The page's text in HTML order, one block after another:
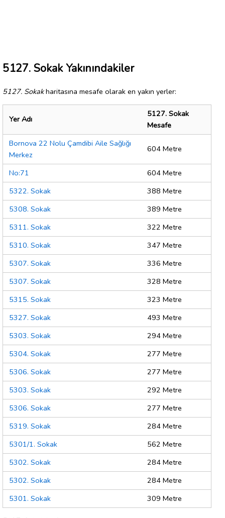
5127. Sokak Yakınındakiler
5127. Sokakharitasına mesafe olarak en yakın yerler:
Yer Adı
5127. Sokak
Mesafe
Bornova 22 Nolu Çamdibi Aile Sağlığı
Merkez
604 Metre
No:71
604 Metre
5322. Sokak
388 Metre
5308. Sokak
389 Metre
5311. Sokak
322 Metre
5310. Sokak
347 Metre
5307. Sokak
336 Metre
5307. Sokak
328 Metre
5315. Sokak
323 Metre
5327. Sokak
493 Metre
5303. Sokak
294 Metre
5304. Sokak
277 Metre
5306. Sokak
277 Metre
5303. Sokak
292 Metre
5306. Sokak
277 Metre
5319. Sokak
284 Metre
5301/1. Sokak
562 Metre
5302. Sokak
284 Metre
5302. Sokak
284 Metre
5301. Sokak
309 Metre